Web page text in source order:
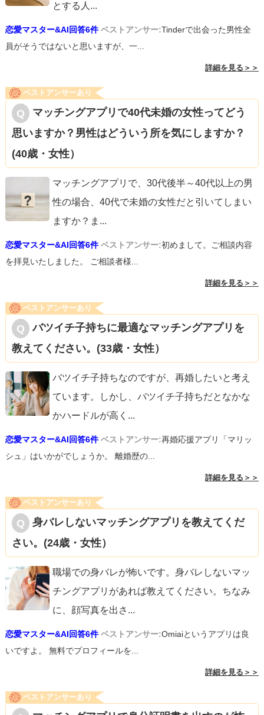
とする人 ...
恋愛マスター&AI回答6件 ベストアンサー:Tinderで出会った男性全
員がそうではないと思いますが、一...
詳細を見る＞＞
ベストアンサーあり
マッチングアプリで40代未婚の女性ってどう
思いますか？男性はどういう所を気にしますか？
(40歳・女性）
マッチングアプリで、30代後半～40代以上の男
性の場合、40代で未婚の女性だと引いてしまい
ますか？ま ...
恋愛マスター&AI回答6件 ベストアンサー:初めまして。ご相談内容
を拝見いたしました。 ご相談者様...
詳細を見る＞＞
ベストアンサーあり
バツイチ子持ちに最適なマッチングアプリを
教えてください。(33歳・女性）
バツイチ子持ちなのですが、再婚したいと考え
ています。しかし、バツイチ子持ちだとなかな
かハードルが高く ...
恋愛マスター&AI回答6件 ベストアンサー:再婚応援アプリ「マリッ
シュ」はいかがでしょうか。 離婚歴の...
詳細を見る＞＞
ベストアンサーあり
身バレしないマッチングアプリを教えてくだ
さい。(24歳・女性）
職場での身バレが怖いです。身バレしないマッ
チングアプリがあれば教えてください。ちなみ
に、顔写真を出さ ...
恋愛マスター&AI回答6件 ベストアンサー:Omiaiというアプリは良
いですよ。 無料でプロフィールを...
詳細を見る＞＞
ベストアンサーあり